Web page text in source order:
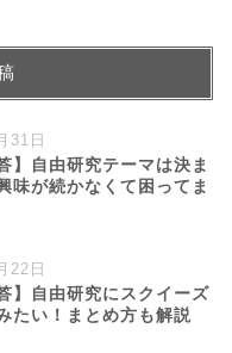
31日
】自由研究テーマは決ま
味が続かなくて困ってま
22日
】自由研究にスクイーズ
たい！まとめ方も解説